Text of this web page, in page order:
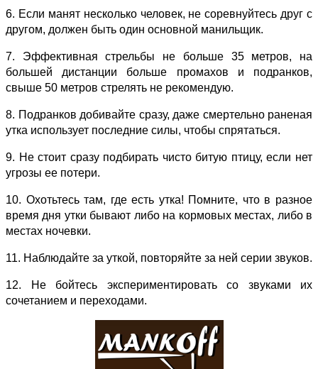
6. Если манят несколько человек, не соревнуйтесь друг с
другом, должен быть один основной манильщик.
7. Эффективная стрельбы не больше 35 метров, на
большей дистанции больше промахов и подранков,
свыше 50 метров стрелять не рекомендую.
8. Подранков добивайте сразу, даже смертельно раненая
утка использует последние силы, чтобы спрятаться.
9. Не стоит сразу подбирать чисто битую птицу, если нет
угрозы ее потери.
10. Охотьтесь там, где есть утка! Помните, что в разное
время дня утки бывают либо на кормовых местах, либо в
местах ночевки.
11. Наблюдайте за уткой, повторяйте за ней серии звуков.
12. Не бойтесь экспериментировать со звуками их
сочетанием и переходами.